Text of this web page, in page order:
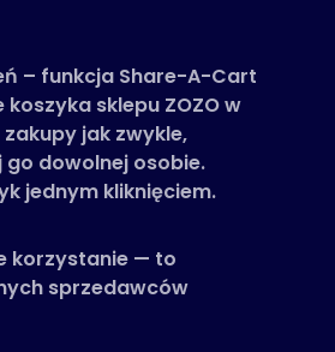
– funkcja Share-A-Cart
sklepu ZOZO w
jak zwykle,
dowolnej osobie.
jednym kliknięciem.
korzystanie — to
sprzedawców